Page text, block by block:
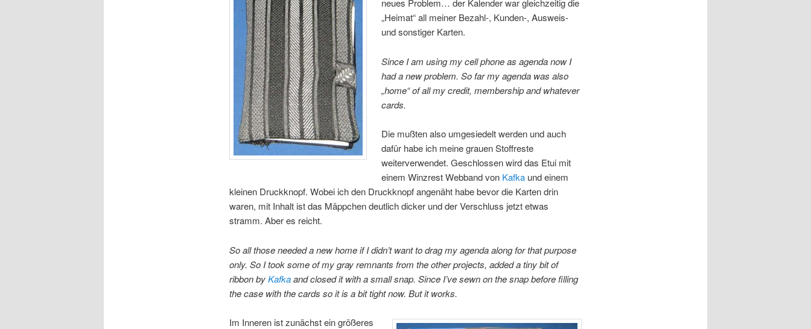
neues Problem… der Kalender war gleichzeitig die
„Heimat“ all meiner Bezahl-, Kunden-, Ausweis-
und sonstiger Karten.
Since I am using my cell phone as agenda now I
had a new problem. So far my agenda was also
„home“ of all my credit, membership and whatever
cards.
Die mußten also umgesiedelt werden und auch
dafür habe ich meine grauen Stoffreste
weiterverwendet. Geschlossen wird das Etui mit
einem Winzrest Webband von Kafka und einem
kleinen Druckknopf. Wobei ich den Druckknopf angenäht habe bevor die Karten drin
waren, mit Inhalt ist das Mäppchen deutlich dicker und der Verschluss jetzt etwas
stramm. Aber es reicht.
So all those needed a new home if I didn’t want to drag my agenda along for that purpose
only. So I took some of my gray remnants from the other projects, added a tiny bit of
ribbon byKafkaand closed it with a small snap. Since I’ve sewn on the snap before filling
the case with the cards so it is a bit tight now. But it works.
Im Inneren ist zunächst ein größeres